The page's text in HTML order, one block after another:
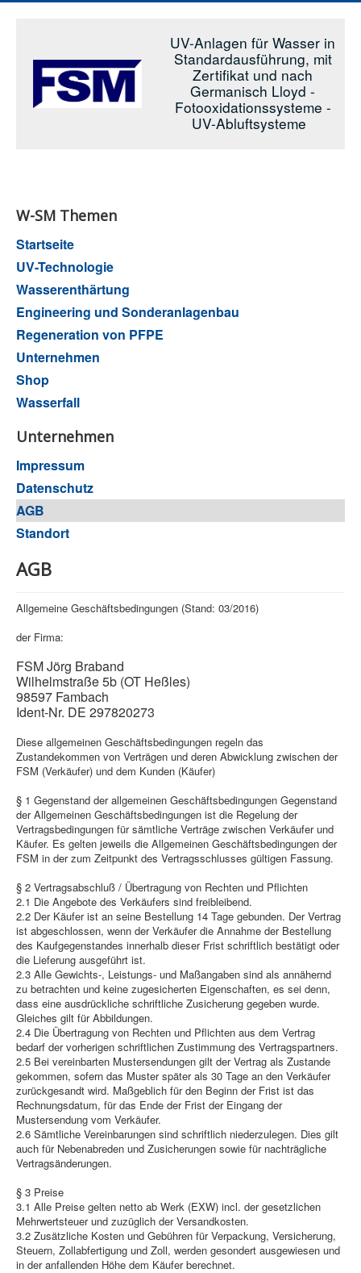
UV-Anlagen für Wasser in
Standardausführung, mit
Zertifikat und nach
Germanisch Lloyd -
Fotooxidationssysteme -
UV-Abluftsysteme
W-SM Themen
Startseite
UV-Technologie
Wasserenthärtung
Engineering und Sonderanlagenbau
Regeneration von PFPE
Unternehmen
Shop
Wasserfall
Unternehmen
Impressum
Datenschutz
AGB
Standort
AGB
Allgemeine Geschäftsbedingungen (Stand: 03/2016)
der Firma:
FSM Jörg Braband
Wilhelmstraße 5b (OT Heßles)
98597 Fambach
Ident-Nr. DE 297820273
Diese allgemeinen Geschäftsbedingungen regeln das
Zustandekommen von Verträgen und deren Abwicklung zwischen der
FSM (Verkäufer) und dem Kunden (Käufer)
§ 1 Gegenstand der allgemeinen Geschäftsbedingungen Gegenstand
der Allgemeinen Geschäftsbedingungen ist die Regelung der
Vertragsbedingungen für sämtliche Verträge zwischen Verkäufer und
Käufer. Es gelten jeweils die Allgemeinen Geschäftsbedingungen der
FSM in der zum Zeitpunkt des Vertragsschlusses gültigen Fassung.
§ 2 Vertragsabschluß / Übertragung von Rechten und Pflichten
2.1 Die Angebote des Verkäufers sind freibleibend.
2.2 Der Käufer ist an seine Bestellung 14 Tage gebunden. Der Vertrag
ist abgeschlossen, wenn der Verkäufer die Annahme der Bestellung
des Kaufgegenstandes innerhalb dieser Frist schriftlich bestätigt oder
die Lieferung ausgeführt ist.
2.3 Alle Gewichts-, Leistungs- und Maßangaben sind als annähernd
zu betrachten und keine zugesicherten Eigenschaften, es sei denn,
dass eine ausdrückliche schriftliche Zusicherung gegeben wurde.
Gleiches gilt für Abbildungen.
2.4 Die Übertragung von Rechten und Pflichten aus dem Vertrag
bedarf der vorherigen schriftlichen Zustimmung des Vertragspartners.
2.5 Bei vereinbarten Mustersendungen gilt der Vertrag als Zustande
gekommen, sofern das Muster später als 30 Tage an den Verkäufer
zurückgesandt wird. Maßgeblich für den Beginn der Frist ist das
Rechnungsdatum, für das Ende der Frist der Eingang der
Mustersendung vom Verkäufer.
2.6 Sämtliche Vereinbarungen sind schriftlich niederzulegen. Dies gilt
auch für Nebenabreden und Zusicherungen sowie für nachträgliche
Vertragsänderungen.
§ 3 Preise
3.1 Alle Preise gelten netto ab Werk (EXW) incl. der gesetzlichen
Mehrwertsteuer und zuzüglich der Versandkosten.
3.2 Zusätzliche Kosten und Gebühren für Verpackung, Versicherung,
Steuern, Zollabfertigung und Zoll, werden gesondert ausgewiesen und
in der anfallenden Höhe dem Käufer berechnet.